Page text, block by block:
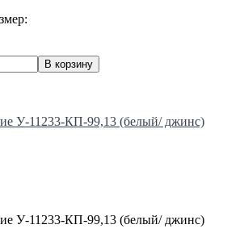
У-11233-КП-99,13 (белый/ джинс)
У-11233-КП-99,13 (белый/ джинс)